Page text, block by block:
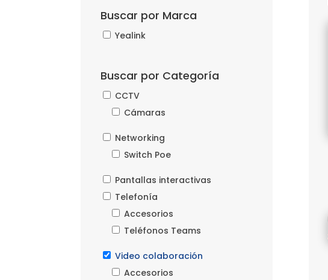
Buscar por Marca
Yealink
Buscar por Categoría
CCTV
Cámaras
Networking
Switch Poe
Pantallas interactivas
Telefonía
Accesorios
Teléfonos Teams
Video colaboración
Accesorios